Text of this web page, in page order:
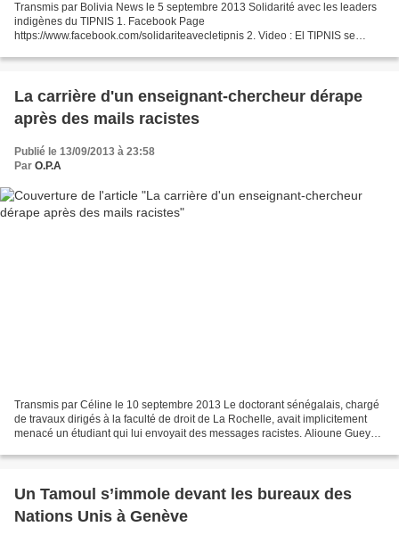
Transmis par Bolivia News le 5 septembre 2013 Solidarité avec les leaders
indigènes du TIPNIS 1. Facebook Page
https://www.facebook.com/solidariteavecletipnis 2. Video : El TIPNIS se
La carrière d'un enseignant-chercheur dérape
après des mails racistes
Publié le 13/09/2013 à 23:58
Par O.P.A
Transmis par Céline le 10 septembre 2013 Le doctorant sénégalais, chargé
de travaux dirigés à la faculté de droit de La Rochelle, avait implicitement
menacé un étudiant qui lui envoyait des messages racistes. Alioune Gueye
Un Tamoul s’immole devant les bureaux des
Nations Unis à Genève